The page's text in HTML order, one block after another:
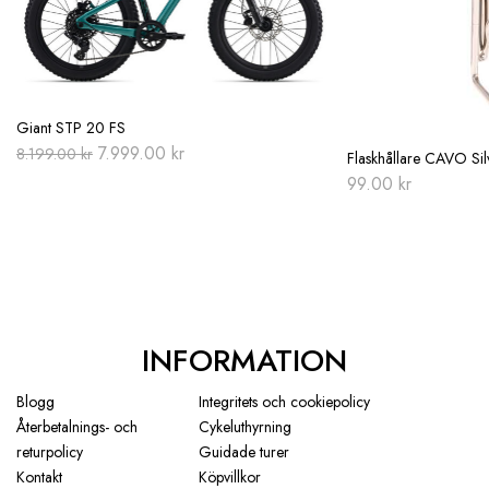
Giant STP 20 FS
8.199.00kr Original
7.999.00 krCurrent Flaskhållare CAVO
99.00 kr
INFORMATION
Blogg
Integritets och cookiepolicy
Återbetalnings- och
returpolicy
Cykeluthyrning
Guidade turer
Kontakt
Köpvillkor